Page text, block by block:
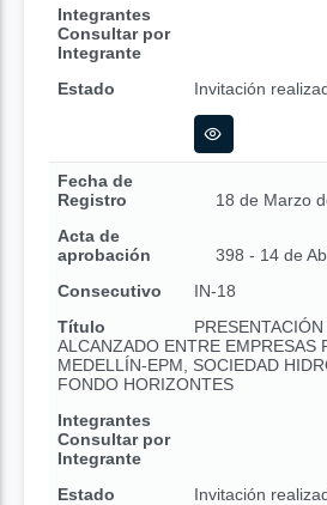
Integrantes
Consultar por
Integrante
Estado
Invitación
Fecha de
Registro
18 de Marzo
Acta de
aprobación
398 - 14 de
Consecutivo
IN-18
Título
ALCANZADO ENTRE EMPRESAS
MEDELLÍN-EPM, SOCIEDAD
FONDO HORIZONTES
Integrantes
Consultar por
Integrante
Estado
Invitación